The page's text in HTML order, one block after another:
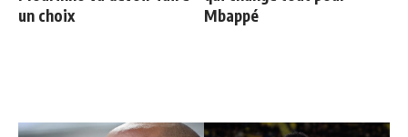
un choix
Mbappé